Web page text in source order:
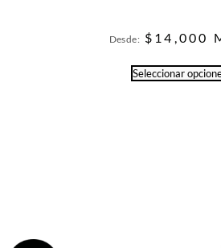
Desde: $ 14,000
Seleccionar